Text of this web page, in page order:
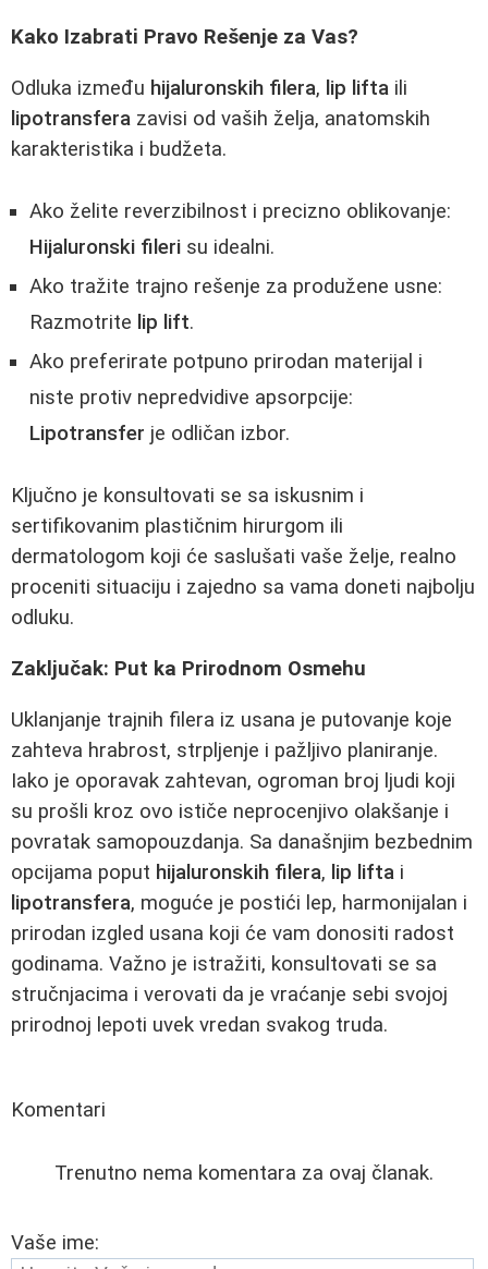
Kako Izabrati Pravo Rešenje za Vas?
Odluka između hijaluronskih filera, lip lifta ili
lipotransfera zavisi od vaših želja, anatomskih
karakteristika i budžeta.
Ako želite reverzibilnost i precizno oblikovanje:
Hijaluronski fileri su idealni.
Ako tražite trajno rešenje za produžene usne:
Razmotrite lip lift.
Ako preferirate potpuno prirodan materijal i
niste protiv nepredvidive apsorpcije:
Lipotransfer je odličan izbor.
Ključno je konsultovati se sa iskusnim i
sertifikovanim plastičnim hirurgom ili
dermatologom koji će saslušati vaše želje, realno
proceniti situaciju i zajedno sa vama doneti najbolju
odluku.
Zaključak: Put ka Prirodnom Osmehu
Uklanjanje trajnih filera iz usana je putovanje koje
zahteva hrabrost, strpljenje i pažljivo planiranje.
Iako je oporavak zahtevan, ogroman broj ljudi koji
su prošli kroz ovo ističe neprocenjivo olakšanje i
povratak samopouzdanja. Sa današnjim bezbednim
opcijama poput hijaluronskih filera, lip lifta i
lipotransfera, moguće je postići lep, harmonijalan i
prirodan izgled usana koji će vam donositi radost
godinama. Važno je istražiti, konsultovati se sa
stručnjacima i verovati da je vraćanje sebi svojoj
prirodnoj lepoti uvek vredan svakog truda.
Komentari
Trenutno nema komentara za ovaj članak.
Vaše ime: